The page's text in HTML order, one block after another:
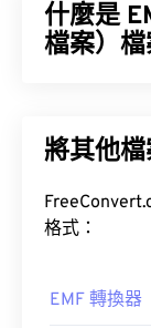
程式之間共
Windows 元
在 Windows
輕鬆開啟
Suite。
另一個可以
什麼是
檔案）檔
在 Microsoft
上，可以嘗
Adobe
其他可嘗試
將其他
格式：
EMF 轉換器